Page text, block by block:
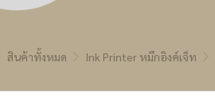
สินค้าทั้งหมด Ink Printer หมึกอิงค์เจ็ท